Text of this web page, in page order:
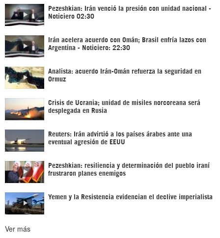
Pezeshkian: Irán venció la presión con unidad nacional -
Noticiero 02:30
Irán acelera acuerdo con Omán; Brasil enfría lazos con
Argentina - Noticiero: 22:30
Analista: acuerdo Irán-Omán refuerza la seguridad en
Ormuz
Crisis de Ucrania; unidad de misiles norcoreana será
desplegada en Rusia
Reuters: Irán advirtió a los países árabes ante una
eventual agresión de EEUU
Pezeshkian: resiliencia y determinación del pueblo iraní
frustraron planes enemigos
Yemen y la Resistencia evidencian el declive imperialista
Ver más